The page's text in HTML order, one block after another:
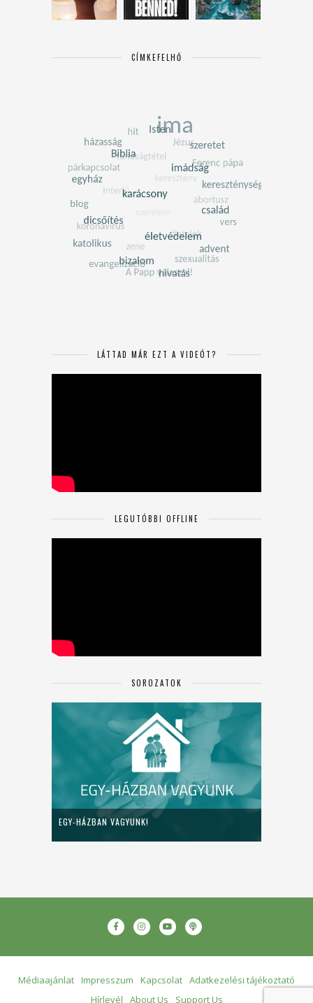
CÍMKEFELHŐ
LÁTTAD MÁR EZT A VIDEÓT?
LEGUTÓBBI OFFLINE
SOROZATOK
EGY-HÁZBAN VAGYUNK!
Médiaajánlat Impresszum Kapcsolat Adatkezelési tájékoztató
Hírlevél
About Us Support Us